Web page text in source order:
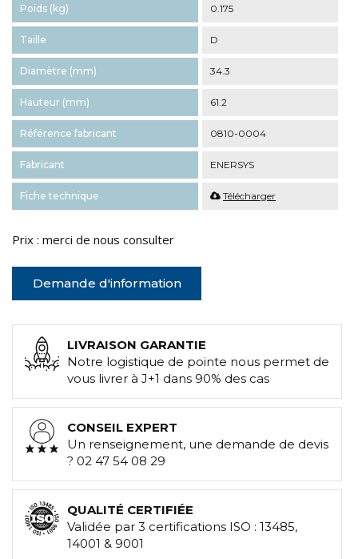
Poids (kg) 0.175
Taille D
Diamètre (mm) 34.3
Hauteur (mm) 61.2
Référence fabricant 0810-0004
Fabricant ENERSYS
Fiche technique Télécharger
Prix : merci de nous consulter
Demande d'information
LIVRAISON GARANTIE
Notre logistique de pointe nous permet de
vous livrer à J+1 dans 90% des cas
CONSEIL EXPERT
Un renseignement, une demande de devis
? 02 47 54 08 29
QUALITÉ CERTIFIÉE
Validée par 3 certifications ISO : 13485,
14001 & 9001